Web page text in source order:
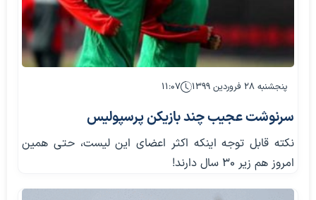
پنجشنبه ۲۸ فروردین ۱۳۹۹ ۱۱:۰۷
سرنوشت عجیب چند بازیکن پرسپولیس
نکته قابل توجه اینکه اکثر اعضای این لیست، حتی همین
امروز هم زیر ۳۰ سال دارند!